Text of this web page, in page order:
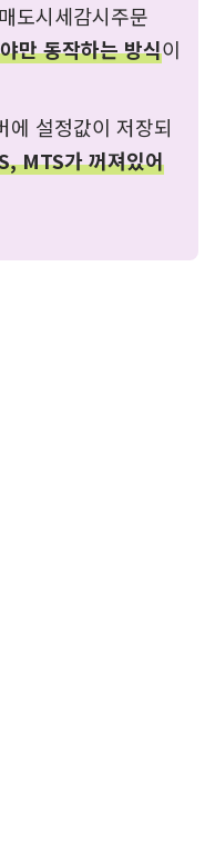
도시세감시주문
만 동작하는 방식이
설정값이 저장되
MTS가 꺼져있어